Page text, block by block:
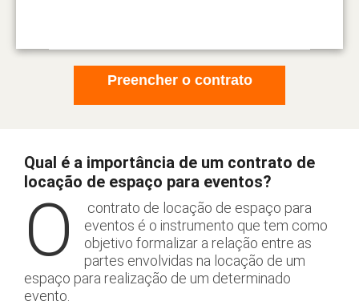
Preencher o contrato
Qual é a importância de um contrato de
locação de espaço para eventos?
O
contrato de locação de espaço para
eventos é o instrumento que tem como
objetivo formalizar a relação entre as
partes envolvidas na locação de um
espaço para realização de um determinado
evento.